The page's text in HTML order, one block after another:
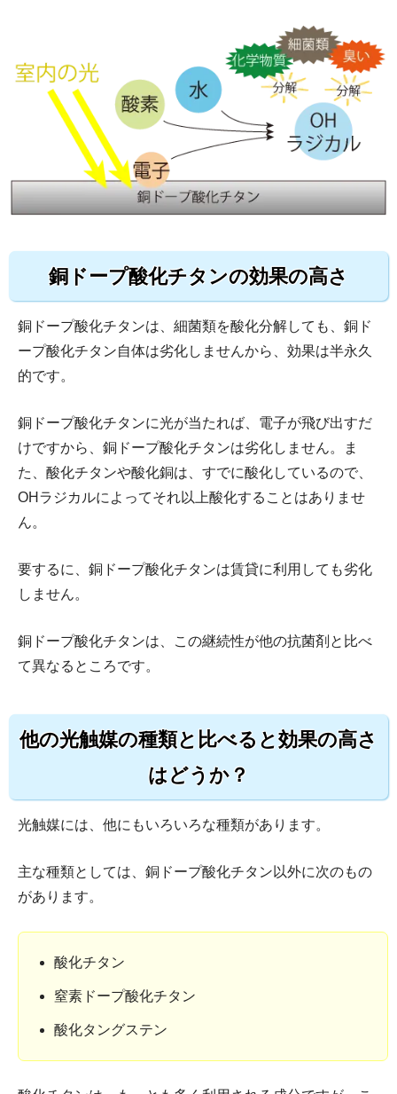
銅ドープ酸化チタンの効果の高さ
銅ドープ酸化チタンは、細菌類を酸化分解しても、銅ド
ープ酸化チタン自体は劣化しませんから、効果は半永久
的です。
銅ドープ酸化チタンに光が当たれば、電子が飛び出すだ
けですから、銅ドープ酸化チタンは劣化しません。ま
た、酸化チタンや酸化銅は、すでに酸化しているので、
OHラジカルによってそれ以上酸化することはありませ
ん。
要するに、銅ドープ酸化チタンは賃貸に利用しても劣化
しません。
銅ドープ酸化チタンは、この継続性が他の抗菌剤と比べ
て異なるところです。
他の光触媒の種類と比べると効果の高さ
はどうか？
光触媒には、他にもいろいろな種類があります。
主な種類としては、銅ドープ酸化チタン以外に次のもの
があります。
酸化チタン
窒素ドープ酸化チタン
酸化タングステン